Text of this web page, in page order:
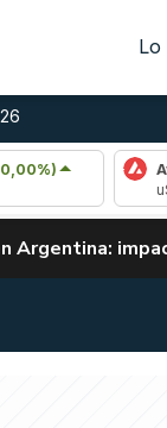
Lo
Avalanche
Argentina: